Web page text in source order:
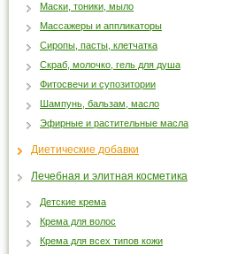
Маски, тоники, мыло
Массажеры и аппликаторы
Сиропы, пасты, клетчатка
Скраб, молочко, гель для душа
Фитосвечи и супозитории
Шампунь, бальзам, масло
Эфирные и растительные масла
Диетические добавки
Лечебная и элитная косметика
Детские крема
Крема для волос
Крема для всех типов кожи